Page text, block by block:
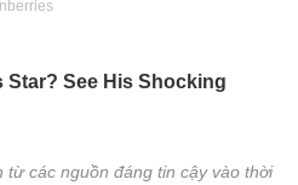
từ các nguồn đáng tin cậy vào thời